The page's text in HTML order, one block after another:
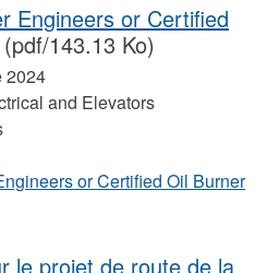
Engineers or Certified
(pdf/143.13 Ko)
2024
and Elevators
or Certified Oil Burner
le projet de route de la